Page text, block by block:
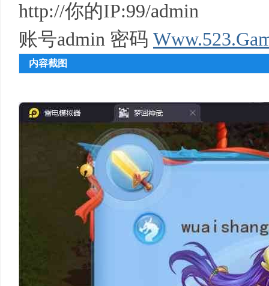
http://你的IP:99/admin
账号admin 密码
内容截图